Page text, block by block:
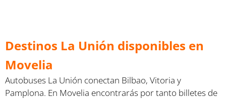
Destinos La Unión disponibles en
Movelia
Autobuses La Unión conectan Bilbao, Vitoria y
Pamplona. En Movelia encontrarás por tanto billetes de